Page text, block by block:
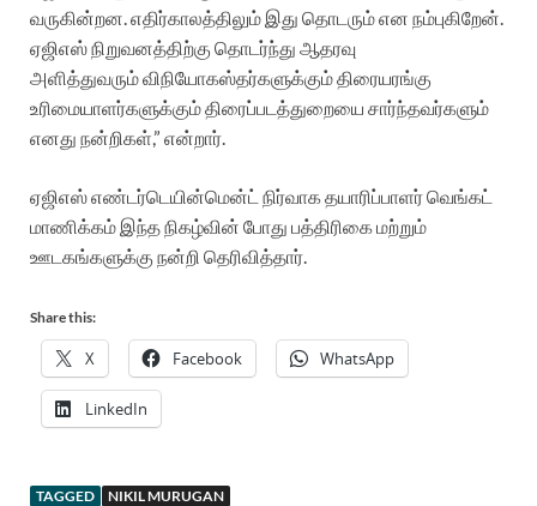
வருகின்றன எதிர்காலத்திலும் இது தொடரும்என நம்புகிறேன்
ஏஜிஎஸ்நிறுவனத்திற்கு தொடர்ந்து ஆதரவு
அளித்துவரும்விநியோகஸ்தர்களுக்கும்திரையரங்கு
உரிமையாளர்களுக்கும்திரைப்படத்துறையை சார்ந்தவர்களும்
எனது நன்றிகள்,” என்றார்
ஏஜிஎஸ்எண்டர்டெயின்மென்ட் நிர்வாகதயாரிப்பாளர்வெங்கட்
மாணிக்கம் இந்தநிகழ்வின் போது பத்திரிகைமற்றும்
ஊடகங்களுக்கு நன்றி தெரிவித்தார்
Share this:
X Facebook WhatsApp
LinkedIn
TAGGED NIKIL MURUGAN